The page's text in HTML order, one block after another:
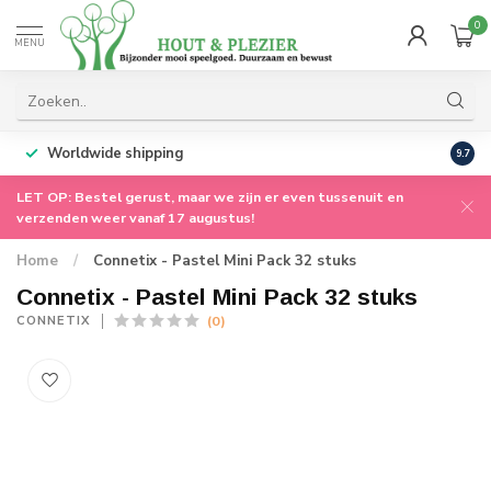
MENU
0
Worldwide shipping 9.7
LET OP: Bestel gerust, maar we zijn er even tussenuit en
verzenden weer vanaf 17 augustus!
Home / Connetix - Pastel Mini Pack 32 stuks
Connetix - Pastel Mini Pack 32 stuks
CONNETIX (0)